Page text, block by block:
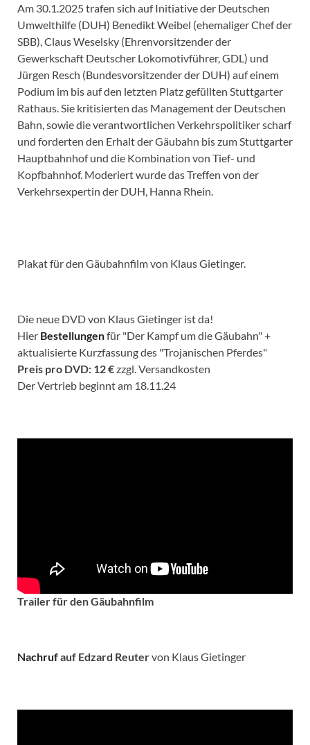
Am 30.1.2025 trafen sich auf Initiative der Deutschen
Umwelthilfe (DUH) Benedikt Weibel (ehemaliger Chef der
SBB), Claus Weselsky (Ehrenvorsitzender der
Gewerkschaft Deutscher Lokomotivführer, GDL) und
Jürgen Resch (Bundesvorsitzender der DUH) auf einem
Podium im bis auf den letzten Platz gefüllten Stuttgarter
Rathaus. Sie kritisierten das Management der Deutschen
Bahn, sowie die verantwortlichen Verkehrspolitiker scharf
und forderten den Erhalt der Gäubahn bis zum Stuttgarter
Hauptbahnhof und die Kombination von Tief- und
Kopfbahnhof. Moderiert wurde das Treffen von der
Verkehrsexpertin der DUH, Hanna Rhein.
Plakat für den Gäubahnfilm von Klaus Gietinger.
Die neue DVD von Klaus Gietinger ist da!
Hier Bestellungenfür "Der Kampf um die Gäubahn" +
aktualisierte Kurzfassung des "Trojanischen Pferdes"
Preis pro DVD: 12 €zzgl. Versandkosten
Der Vertrieb beginnt am 18.11.24
Trailer für den Gäubahnfilm
Nachrufauf Edzard Reutervon Klaus Gietinger